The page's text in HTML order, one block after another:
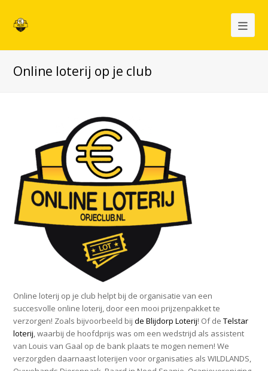
Online loterij op je club
Online loterij op je club helpt bij de organisatie van een
succesvolle online loterij, door een mooi prijzenpakket te
verzorgen! Zoals bijvoorbeeld bijde Blijdorp Loterij! Of deTelstar
loterij, waarbij de hoofdprijs was om een wedstrijd als assistent
van Louis van Gaal op de bank plaats te mogen nemen! We
verzorgden daarnaast loterijen voor organisaties als WILDLANDS,